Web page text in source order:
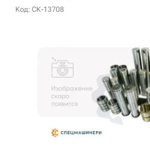
Код: СК-13708
3D тур по производству
sksale@skdst.ru
+7 (499) 394-50-93